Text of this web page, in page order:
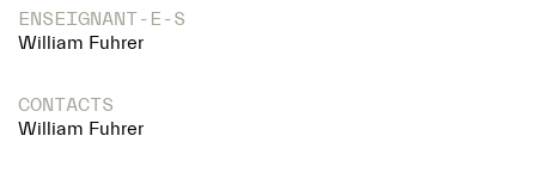
ENSEIGNANT-E-S
William Fuhrer
CONTACTS
William Fuhrer